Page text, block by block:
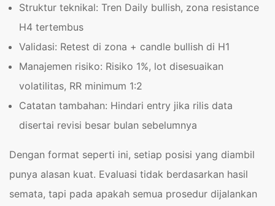
Struktur teknikal: Tren Daily bullish, zona resistance
H4 tertembus
Validasi: Retest di zona + candle bullish di H1
Manajemen risiko: Risiko 1%, lot disesuaikan
volatilitas, RR minimum 1:2
Catatan tambahan: Hindari entry jika rilis data
disertai revisi besar bulan sebelumnya
Dengan format seperti ini, setiap posisi yang diambil
punya alasan kuat. Evaluasi tidak berdasarkan hasil
semata, tapi pada apakah semua prosedur dijalankan